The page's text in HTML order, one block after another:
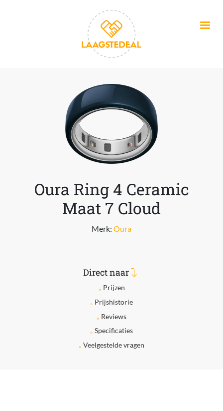
Oura Ring 4 Ceramic
Maat 7 Cloud
Merk: Oura
Direct naar
Prijzen
Prijshistorie
Reviews
Specificaties
Veelgestelde vragen